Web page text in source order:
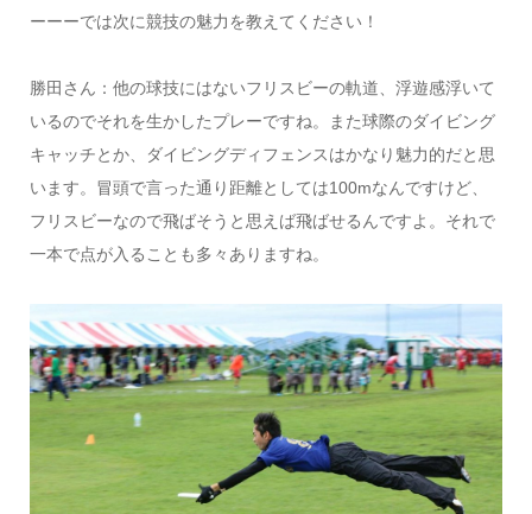
ーーーでは次に競技の魅力を教えてください！
勝田さん：他の球技にはないフリスビーの軌道、浮遊感浮いて
いるのでそれを生かしたプレーですね。また球際のダイビング
キャッチとか、ダイビングディフェンスはかなり魅力的だと思
います。冒頭で言った通り距離としては100mなんですけど、
フリスビーなので飛ばそうと思えば飛ばせるんですよ。それで
一本で点が入ることも多々ありますね。